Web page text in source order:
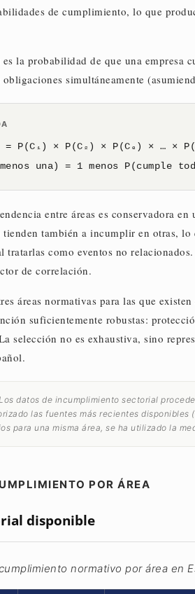
de cumplimiento, lo que
es la probabilidad de que una
obligaciones simultáneamente
= P(C₁) × P(C₂) × P(C₃) × … ×
una) = 1 menos P(cumple
entre áreas es conservadora
también a incumplir en otras,
como eventos no
de correlación.
áreas normativas para las que
suficientemente robustas:
selección no es exhaustiva, sino
datos de incumplimiento sectorial
las fuentes más recientes
para una misma área, se ha utilizado la
POR ÁREA
disponible
normativo por área en